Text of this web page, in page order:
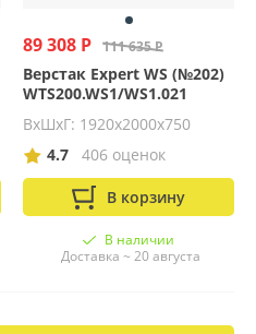
89 308 Р 111 635 Р
Верстак Expert WS (№202)
WTS200.WS1/WS1.021
ВхШхГ: 1920х2000х750
4.7
406 оценок
В корзину
В наличии
Доставка ~ 20 августа